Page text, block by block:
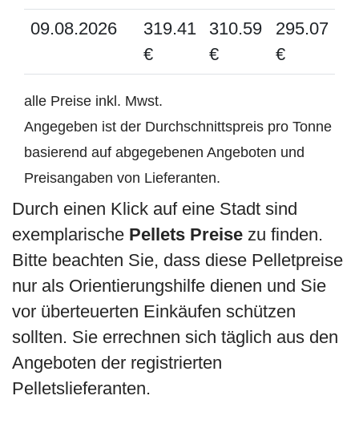
09.08.2026
319.41
€
310.59
€
295.07
€
alle Preise inkl. Mwst.
Angegeben ist der Durchschnittspreis pro Tonne
basierend auf abgegebenen Angeboten und
Preisangaben von Lieferanten.
Durch einen Klick auf eine Stadt sind
exemplarische Pellets Preise zu finden.
Bitte beachten Sie, dass diese Pelletpreise
nur als Orientierungshilfe dienen und Sie
vor überteuerten Einkäufen schützen
sollten. Sie errechnen sich täglich aus den
Angeboten der registrierten
Pelletslieferanten.